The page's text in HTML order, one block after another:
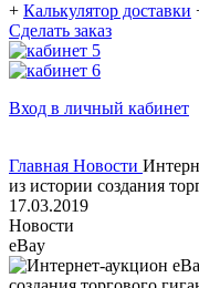
+ Калькулятор доставки
Сделать заказ
Вход в личный кабинет
Главная Новости
из истории создания
17.03.2019
Новости
eBay